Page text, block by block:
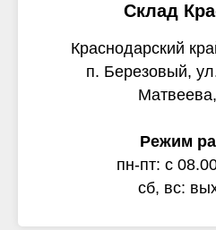
Склад
Краснодарский
п. Березовый,
Режим
пн-пт: с
сб, вс: